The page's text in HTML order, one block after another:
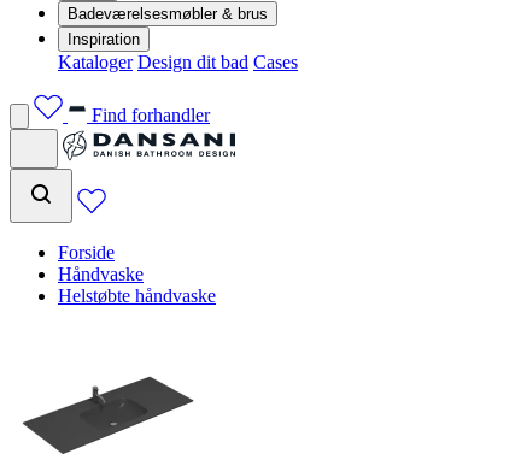
Badeværelsesmøbler & brus
Inspiration
Kataloger Design dit bad Cases
Find forhandler
Forside
Håndvaske
Helstøbte håndvaske